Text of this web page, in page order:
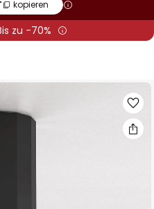
kopieren
zu -70%